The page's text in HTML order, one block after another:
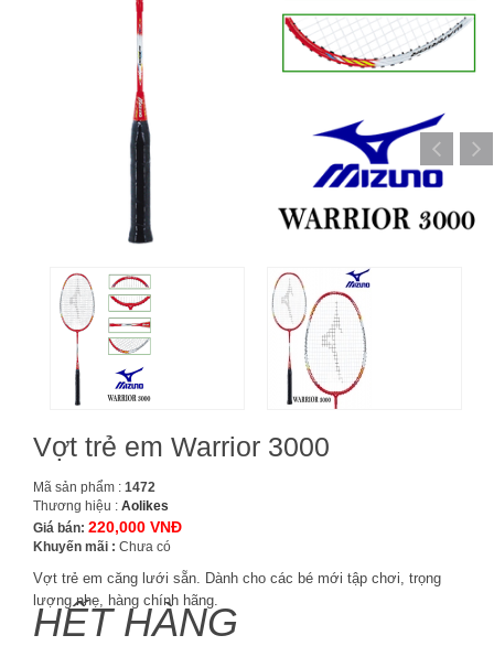
Vợt trẻ em Warrior 3000
Mã sản phẩm : 1472
Thương hiệu : Aolikes
Giá bán: 220,000 VNĐ
Khuyến mãi : Chưa có
Vợt trẻ em căng lưới sẵn. Dành cho các bé mới tập chơi, trọng
lượng nhẹ, hàng chính hãng.
HẾT HÀNG